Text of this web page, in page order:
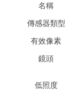
名稱
傳感器類型
有效像素
鏡頭
低照度